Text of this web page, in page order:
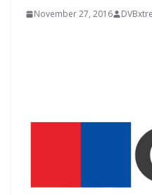
November 27, 2016